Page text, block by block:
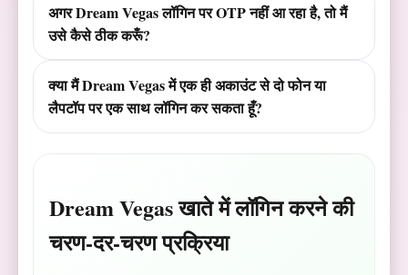
अगर Dream Vegas लॉगिन पर OTP नहीं आ रहा है, तो मैं
उसे कैसे ठीक करूँ?
क्या मैं Dream Vegas में एक ही अकाउंट से दो फोन या
लैपटॉप पर एक साथ लॉगिन कर सकता हूँ?
Dream Vegas खाते में लॉगिन करने की
चरण-दर-चरण प्रक्रिया